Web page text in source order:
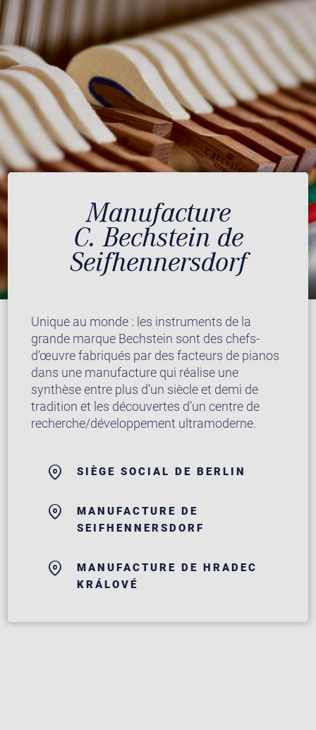
Manufacture
C. Bechstein de
Seifhennersdorf
Unique au monde : les instruments de la
grande marque Bechstein sont des chefs-
d’œuvre fabriqués par des facteurs de pianos
dans une manufacture qui réalise une
synthèse entre plus d’un siècle et demi de
tradition et les découvertes d’un centre de
recherche/développement ultramoderne.
SIÈGE SOCIAL DE BERLIN
MANUFACTURE DE
SEIFHENNERSDORF
MANUFACTURE DE HRADEC
KRÁLOVÉ